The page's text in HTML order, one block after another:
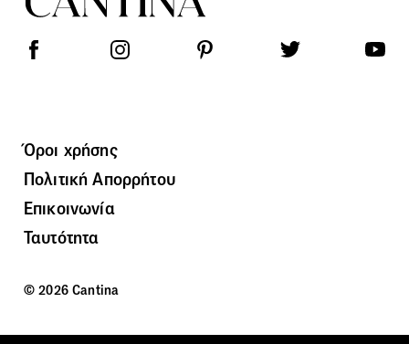
Όροι χρήσης
Πολιτική Απορρήτου
Επικοινωνία
Ταυτότητα
© 2026 Cantina